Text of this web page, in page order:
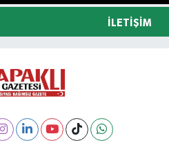
İLETIŞIM